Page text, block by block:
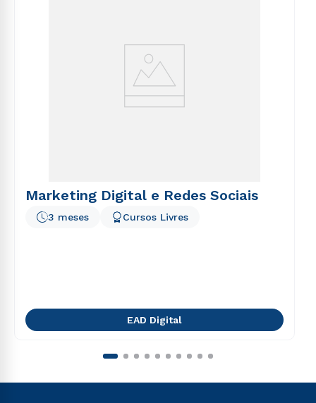
Marketing Digital e Redes Sociais
3 meses Cursos Livres
EAD Digital